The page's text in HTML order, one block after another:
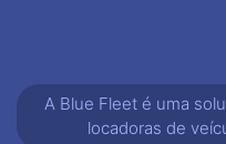
A Blue Fleet é uma
locadoras de